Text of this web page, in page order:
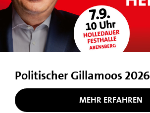
Politischer Gillamoos 2026
MEHR ERFAHREN